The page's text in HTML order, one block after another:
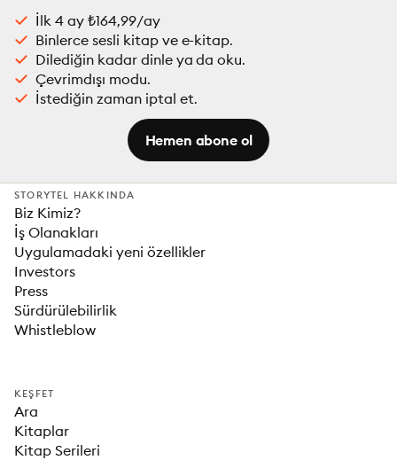
İlk 4 ay ₺164,99/ay
Binlerce sesli kitap ve e-kitap.
Dilediğin kadar dinle ya da oku.
Çevrimdışı modu.
İstediğin zaman iptal et.
Hemen abone ol
STORYTEL HAKKINDA
Biz Kimiz?
İş Olanakları
Uygulamadaki yeni özellikler
Investors
Press
Sürdürülebilirlik
Whistleblow
KEŞFET
Ara
Kitaplar
Kitap Serileri